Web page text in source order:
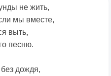
не жить,
мы вместе,
выть,
песню.
дождя,